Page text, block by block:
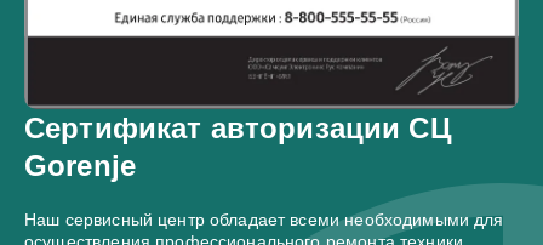
Сертификат авторизации СЦ
Gorenje
Наш сервисный центр обладает всеми необходимыми для
осуществления профессионального ремонта техники